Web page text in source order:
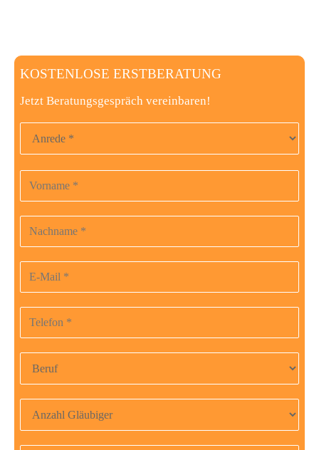
KOSTENLOSE ERSTBERATUNG
Jetzt Beratungsgespräch vereinbaren!
Anrede
Bitte
lasse
dieses
Feld
Vorname
Nachname
E-Mail-Adresse
Telefonnummer
Beruf
Anzahl Gläubiger